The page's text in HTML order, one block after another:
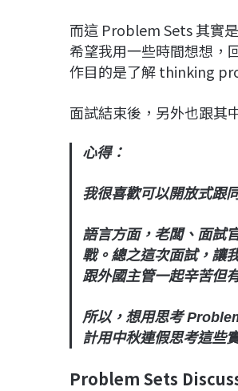
而這 Problem Sets 其實
希望我用一些時間想想，
作目的是了解 thinking
面試結束後，另外也跟其
心得：
我很喜歡可以開放式跟
語言方面，老闆、面試
戰。總之這次面試，讓
跟外國主管一起辛苦但
所以，想用思考
計用中秋連假思考這些
Problem Sets